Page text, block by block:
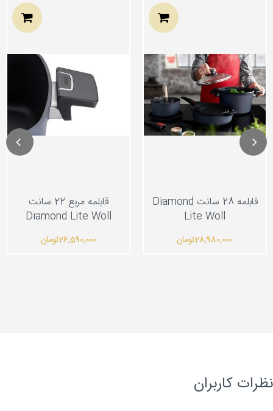
قابلمه مربع 22 سانت
Diamond Lite Woll
26,590,000تومان
قابلمه 28 سانت Diamond
Lite Woll
28,980,000تومان
کاربران